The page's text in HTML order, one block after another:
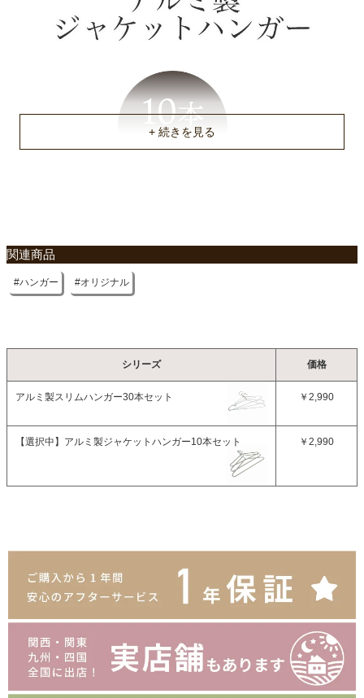
関連商品
ハンガー オリジナル
シリーズ 価格
アルミ製スリムハンガー30本セット ￥2,990
【選択中】 アルミ製ジャケットハンガー10本セット ￥2,990